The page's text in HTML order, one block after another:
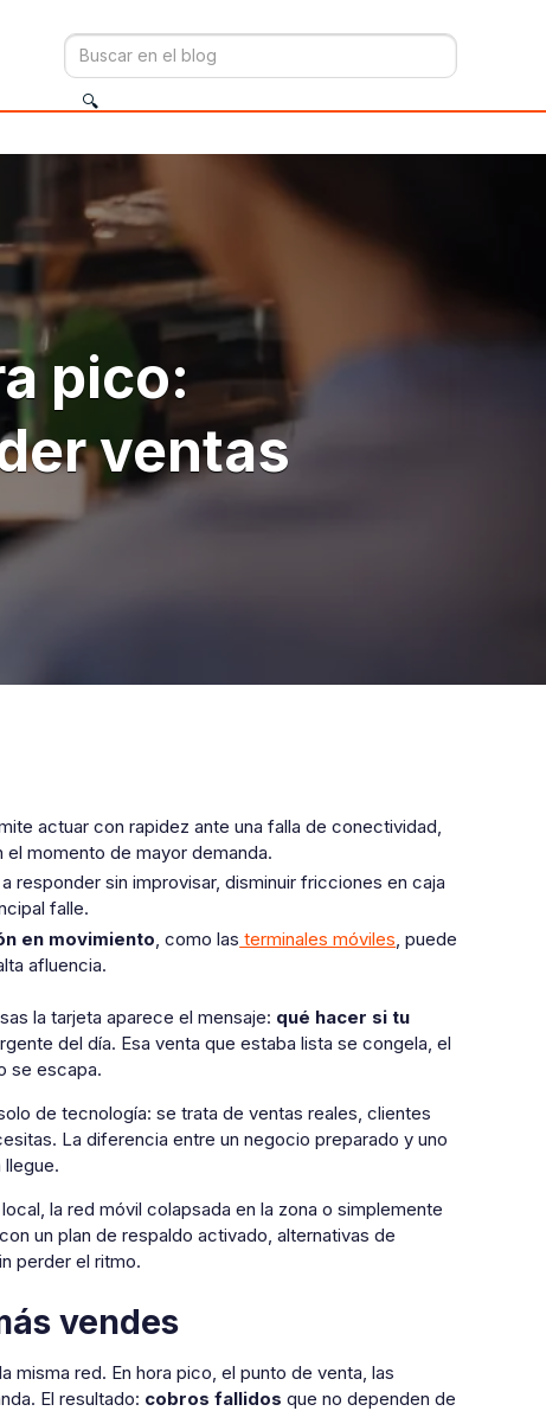
pico:
ventas
actuar con rapidez ante una falla de conectividad,
momento de mayor demanda.
responder sin improvisar, disminuir fricciones en caja
falle.
en movimiento, como las terminales móviles, puede
afluencia.
la tarjeta aparece el mensaje: qué hacer si tu
del día. Esa venta que estaba lista se congela, el
se escapa.
de tecnología: se trata de ventas reales, clientes
La diferencia entre un negocio preparado y uno
la red móvil colapsada en la zona o simplemente
un plan de respaldo activado, alternativas de
perder el ritmo.
vendes
red. En hora pico, el punto de venta, las
El resultado: cobros fallidos que no dependen de